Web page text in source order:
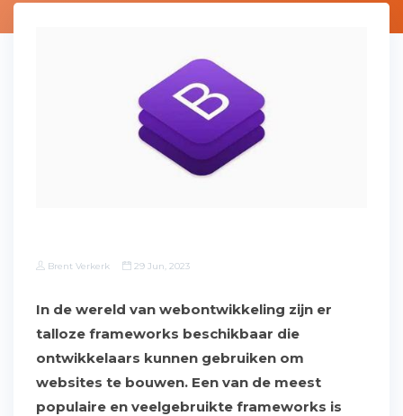
Brent Verkerk 29 Jun, 2023
In de wereld van webontwikkeling zijn er
talloze frameworks beschikbaar die
ontwikkelaars kunnen gebruiken om
websites te bouwen. Een van de meest
populaire en veelgebruikte frameworks is